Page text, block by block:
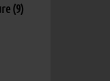
(9)